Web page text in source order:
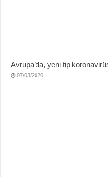
Avrupa’da, yeni tip
07/03/2020